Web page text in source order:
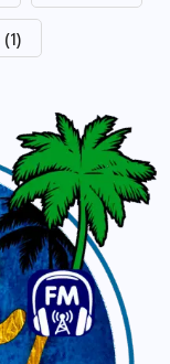
(1)